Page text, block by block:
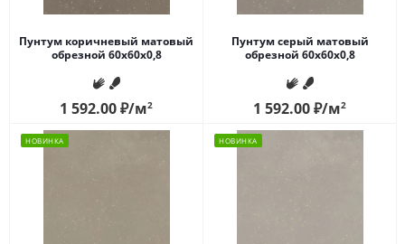
Пунтум коричневый матовый
обрезной 60x60x0,8
1 592.00₽/м2
Пунтум серый матовый
обрезной 60x60x0,8
1 592.00₽/м2
НОВИНКА НОВИНКА